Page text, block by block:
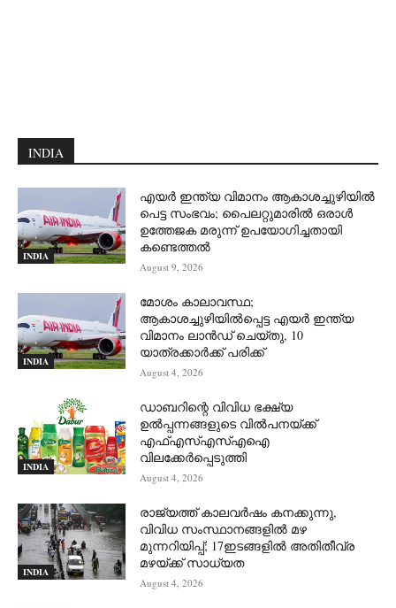
INDIA
INDIA
എയർ ഇന്ത്യ വിമാനം ആകാശച്ചുഴിയിൽ
പെട്ട സംഭവം; പൈലറ്റുമാരിൽ ഒരാൾ
ഉത്തേജക മരുന്ന് ഉപയോഗിച്ചതായി
കണ്ടെത്തൽ
August 9, 2026
INDIA
മോശം കാലാവസ്ഥ;
ആകാശച്ചുഴിയില്‍പ്പെട്ട എയര്‍ ഇന്ത്യ
വിമാനം ലാന്‍ഡ് ചെയ്തു, 10
യാത്രക്കാര്‍ക്ക് പരിക്ക്
August 4, 2026
INDIA
ഡാബറിന്റെ വിവിധ ഭക്ഷ്യ
ഉൽപ്പന്നങ്ങളുടെ വിൽപനയ്ക്ക്
എഫ്എസ്എസ്എഐ
വിലക്കേർപ്പെടുത്തി
August 4, 2026
INDIA
രാജ്യത്ത് കാലവർഷം കനക്കുന്നു,
വിവിധ സംസ്ഥാനങ്ങളിൽ മഴ
മുന്നറിയിപ്പ്; 17ഇടങ്ങളിൽ അതിതീവ്ര
മഴയ്ക്ക് സാധ്യത
August 4, 2026